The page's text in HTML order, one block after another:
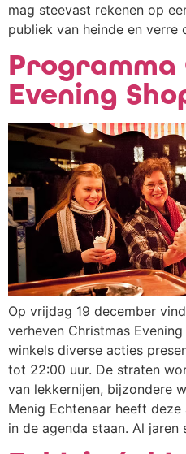
mag steevast rekenen op
publiek van heinde en
Evening
Op vrijdag 19 december
verheven Christmas
winkels diverse acties
tot 22:00 uur. De straten
van lekkernijen, bijzondere
Menig Echtenaar heeft
in de agenda staan. Al